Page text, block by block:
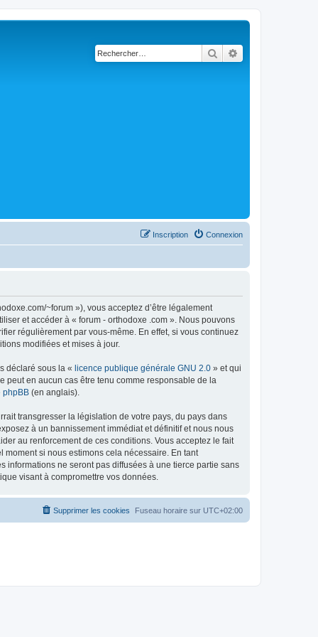
Rechercher
Connexion
Inscription
~forum »), vous acceptez d’être légalement
et accéder à « forum - orthodoxe .com ». Nous pouvons
régulièrement par vous-même. En effet, si vous continuez
modifiées et mises à jour.
déclaré sous la « licence publique générale GNU 2.0 » et qui
en aucun cas être tenu comme responsable de la
phpBB (en anglais).
transgresser la législation de votre pays, du pays dans
à un bannissement immédiat et définitif et nous nous
au renforcement de ces conditions. Vous acceptez le fait
moment si nous estimons cela nécessaire. En tant
informations ne seront pas diffusées à une tierce partie sans
visant à compromettre vos données.
Fuseau horaire sur UTC+02:00
Supprimer les cookies